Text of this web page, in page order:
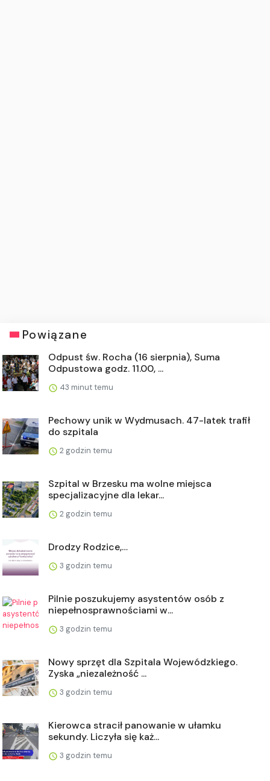
Powiązane
Odpust św. Rocha (16 sierpnia), Suma
Odpustowa godz. 11.00, ...
43 minut temu
Pechowy unik w Wydmusach. 47-latek trafił
do szpitala
2 godzin temu
Szpital w Brzesku ma wolne miejsca
specjalizacyjne dla lekar...
2 godzin temu
Drodzy Rodzice,…
3 godzin temu
Pilnie poszukujemy asystentów osób z
niepełnosprawnościami w...
3 godzin temu
Nowy sprzęt dla Szpitala Wojewódzkiego.
Zyska „niezależność ...
3 godzin temu
Kierowca stracił panowanie w ułamku
sekundy. Liczyła się każ...
3 godzin temu